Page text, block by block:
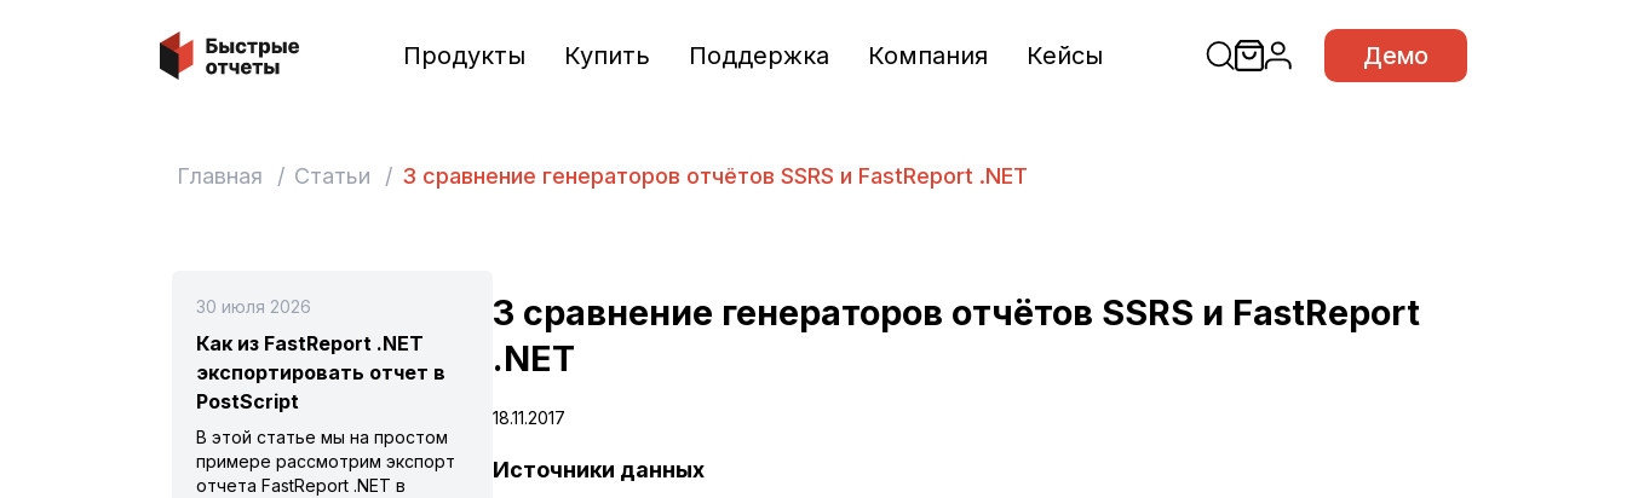
Быстрые отчеты Продукты Купить Поддержка Компания Кейсы Демо
Главная / Статьи / 3 сравнение генераторов отчётов SSRS и FastReport .NET
3 сравнение генераторов отчётов SSRS и FastReport
.NET
18.11.2017
Источники данных
30 июля 2026
Как из FastReport .NET
экспортировать отчет в
PostScript
В этой статье мы на простом
примере рассмотрим экспорт
отчета FastReport .NET в